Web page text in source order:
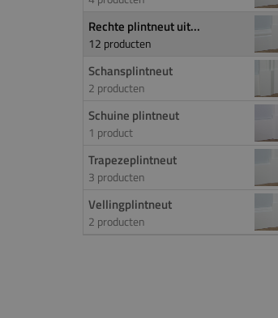
Rechte plintneut uit...
12 producten
Schansplintneut
2 producten
Schuine plintneut
1 product
Trapezeplintneut
3 producten
Vellingplintneut
2 producten